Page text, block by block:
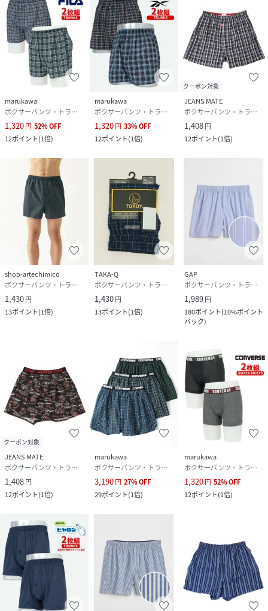
▽お買い物をお楽しみいただく為に
■商品のお気に入り登録（ハートマークをクリック）
完売カラーの再入荷通知や、在庫ラスト１点の通知、セール
の通知を受け取ることができます。
■ブランドのお気に入り登録
新商品がUPされたり売り切れ商品が再入荷したときなど、い
ち早くブランドのお得な情報を受け取ることができます。
※掲載画像の商品の色味は、サンプル撮影であることや屋外
や屋内の光の照射や角度により実物と色味が異なる場合がご
ざいます
また表示のサイズ感と実物は若干異なる場合もございますの
で、予めご了承ください。
※他のキャンペーンにより、期間中に価格が変動する場合が
あります。
※セールは予告なく終了させていただく場合もあります。
性別タイプ メンズ
・綿100%
サイズ M、L、LL
品番
PJ3894_782
(782-169-0041-37-29 PJ3894
marukawa
ボクサーパンツ・トランクス
1,320円 52%OFF
12ポイント(1倍)
marukawa
ボクサーパンツ・トランクス
1,320円 33%OFF
12ポイント(1倍)
クーポン対象
JEANS MATE
ボクサーパンツ・トランクス
1,408円
12ポイント(1倍)
shop-artechimico
ボクサーパンツ・トランクス
1,430円
13ポイント(1倍)
TAKA-Q
ボクサーパンツ・トランクス
1,430円
13ポイント(1倍)
GAP
ボクサーパンツ・トランクス
1,989円
180ポイント(10%ポイント
バック)
クーポン対象
JEANS MATE
ボクサーパンツ・トランクス
1,408円
12ポイント(1倍)
marukawa
ボクサーパンツ・トランクス
3,190円 27%OFF
29ポイント(1倍)
marukawa
ボクサーパンツ・トランクス
1,320円 52%OFF
12ポイント(1倍)